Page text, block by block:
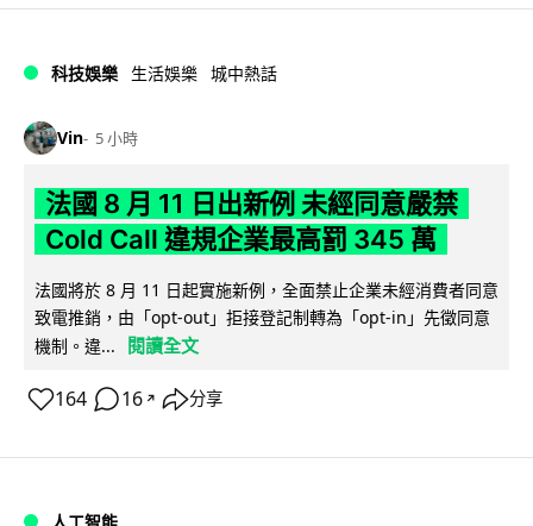
科技娛樂 生活娛樂 城中熱話
Vin 5 小時
法國 8 月 11 日出新例 未經同意嚴禁
Cold Call 違規企業最高罰 345 萬
法國將於 8 月 11 日起實施新例，全面禁止企業未經消費者同意
致電推銷，由「opt-out」拒接登記制轉為「opt-in」先徵同意
機制。違...
閱讀全文
164 16 ↗ 分享